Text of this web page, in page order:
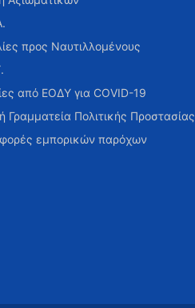
προς Ναυτιλλομένους
από ΕΟΔΥ για COVID-19
Γραμματεία Πολιτικής Προστασίας
εμπορικών παρόχων